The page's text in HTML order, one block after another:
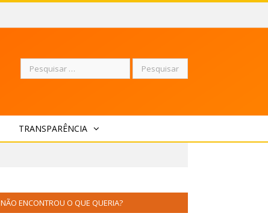
Pesquisar
TRANSPARÊNCIA
NÃO ENCONTROU O QUE QUERIA?